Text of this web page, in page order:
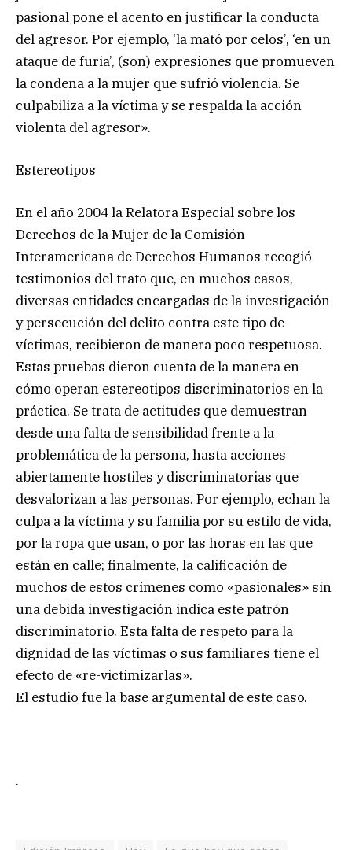
pasional pone el acento en justificar la conducta
del agresor. Por ejemplo, ‘la mató por celos’, ‘en un
ataque de furia’, (son) expresiones que promueven
la condena a la mujer que sufrió violencia. Se
culpabiliza a la víctima y se respalda la acción
violenta del agresor».
Estereotipos
En el año 2004 la Relatora Especial sobre los
Derechos de la Mujer de la Comisión
Interamericana de Derechos Humanos recogió
testimonios del trato que, en muchos casos,
diversas entidades encargadas de la investigación
y persecución del delito contra este tipo de
víctimas, recibieron de manera poco respetuosa.
Estas pruebas dieron cuenta de la manera en
cómo operan estereotipos discriminatorios en la
práctica. Se trata de actitudes que demuestran
desde una falta de sensibilidad frente a la
problemática de la persona, hasta acciones
abiertamente hostiles y discriminatorias que
desvalorizan a las personas. Por ejemplo, echan la
culpa a la víctima y su familia por su estilo de vida,
por la ropa que usan, o por las horas en las que
están en calle; finalmente, la calificación de
muchos de estos crímenes como «pasionales» sin
una debida investigación indica este patrón
discriminatorio. Esta falta de respeto para la
dignidad de las víctimas o sus familiares tiene el
efecto de «re-victimizarlas».
El estudio fue la base argumental de este caso.
.